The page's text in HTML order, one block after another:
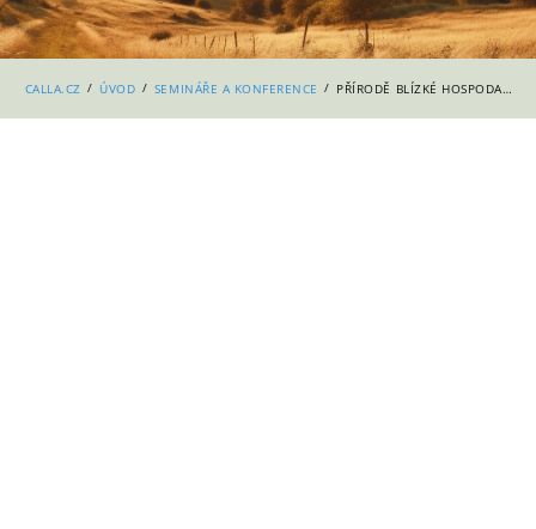
CALLA.CZ / ÚVOD / SEMINÁŘE A KONFERENCE / PŘÍRODĚ BLÍZKÉ HOSPODAŘENÍ NA RYBNÍCÍCH